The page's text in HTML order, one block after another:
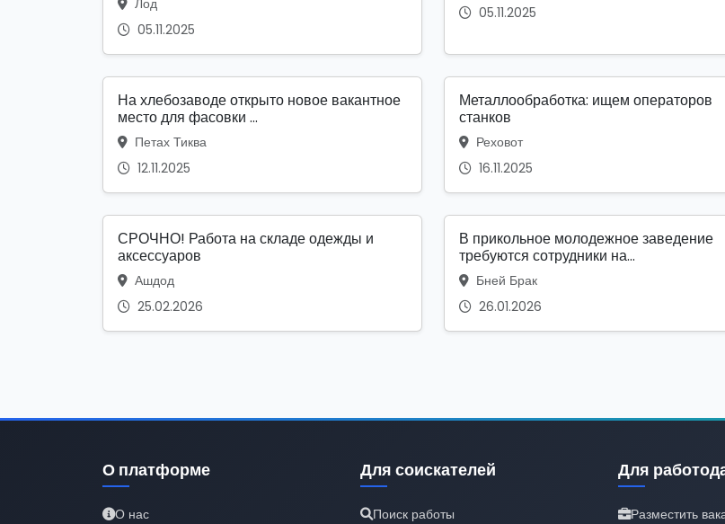
05.11.2025
05.11.2025
На хлебозаводе открыто новое вакантное
место для фасовки ...
Петах Тиква
12.11.2025
Металлообработка: ищем операторов
станков
Реховот
16.11.2025
СРОЧНО! Работа на складе одежды и
аксессуаров
Ашдод
25.02.2026
В прикольное молодежное заведение
требуются сотрудники на...
Бней Брак
26.01.2026
О платформе
О нас
Для соискателей
Поиск работы
Для
Разместить